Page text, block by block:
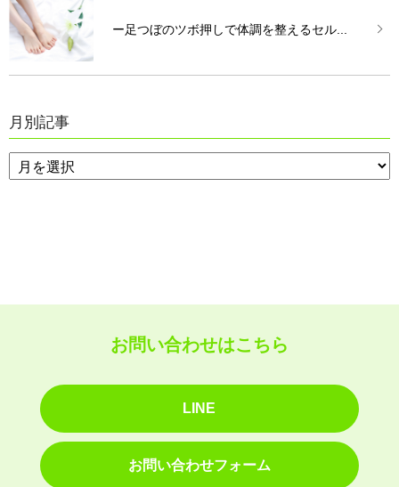
ー足つぼのツボ押しで体調を整えるセル...
月別記事
お問い合わせはこちら
LINE
お問い合わせフォーム